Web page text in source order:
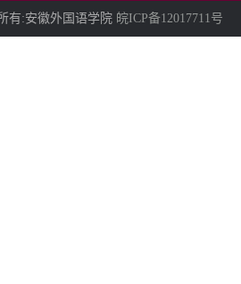
有:安徽外国语学院 皖ICP备12017711号